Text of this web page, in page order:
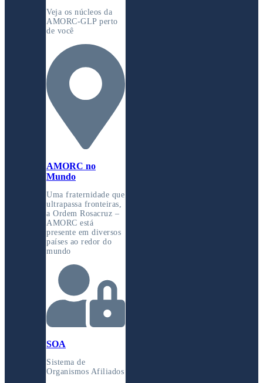
Veja os núcleos da
AMORC-GLP perto
de você
AMORC no
Mundo
Uma fraternidade que
ultrapassa fronteiras,
a Ordem Rosacruz –
AMORC está
presente em diversos
países ao redor do
mundo
SOA
Sistema de
Organismos Afiliados